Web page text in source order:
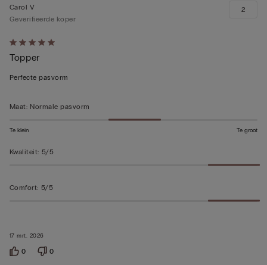
5
op
5
17 mrt. 2026
Carol V
Geverifieerde koper
Topper
Perfecte pasvorm
2
Maat: Normale pasvorm
Te klein Te groot
Kwaliteit: 5/5
Comfort: 5/5
0 0